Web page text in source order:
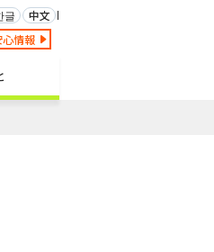
글
中文
心情報